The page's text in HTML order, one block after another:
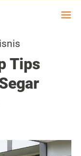
Tips